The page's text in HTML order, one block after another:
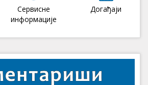
Сервисне
информације
Догађаји